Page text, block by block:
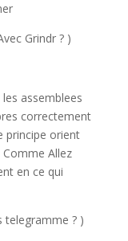
Grindr ? )
assemblees
correctement
principe orient
Allez
en ce qui
telegramme ? )